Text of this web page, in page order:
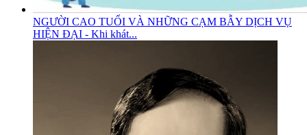
NGƯỜI CAO TUỔI VÀ NHỮNG CẠM BẪY DỊCH VỤ
HIỆN ĐẠI - Khi khát...